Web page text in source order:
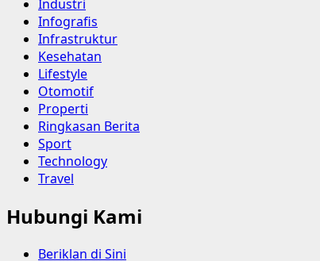
Industri
Infografis
Infrastruktur
Kesehatan
Lifestyle
Otomotif
Properti
Ringkasan Berita
Sport
Technology
Travel
Hubungi Kami
Beriklan di Sini